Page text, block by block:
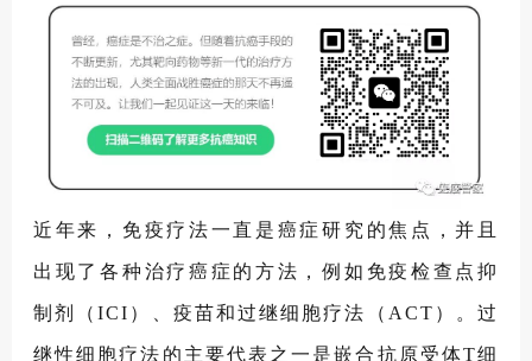
近年来，免疫疗法一直是癌症研究的焦点，并且
出现了各种治疗癌症的方法，例如免疫检查点抑
制剂（ICI）、疫苗和过继细胞疗法（ACT）。过
继性细胞疗法的主要代表之一是嵌合抗原受体T细